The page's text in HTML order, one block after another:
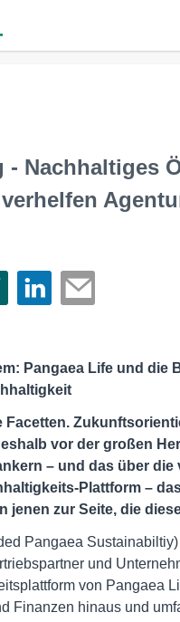
- Nachhaltiges
Pangaea Life und die
Facetten.
vor der großen
– und das über
Plattform –
jenen zur Seite, die
Pangaea
und
von Pangaea
Finanzen hinaus und